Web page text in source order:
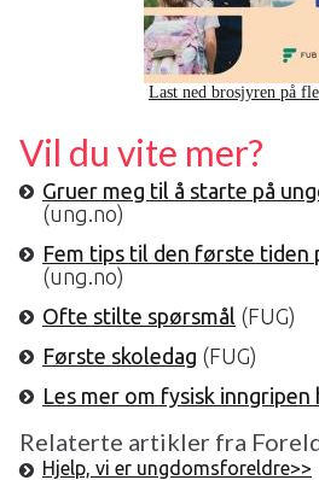
Last ned brosjyren på
Vil du vite mer?
Gruer meg til å starte på
(ung.no)
Fem tips til den første tiden
(ung.no)
Ofte stilte spørsmål (FUG)
Første skoledag (FUG)
Les mer om fysisk
Relaterte artikler fra
Hjelp, vi er ungdomsforeldre>>